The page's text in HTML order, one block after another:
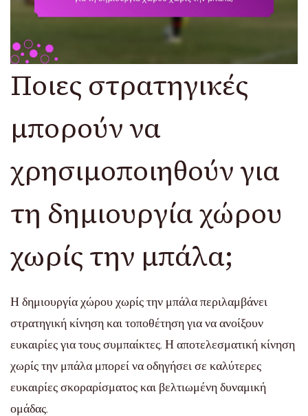
Ποιες στρατηγικές
μπορούν να
χρησιμοποιηθούν για
τη δημιουργία χώρου
χωρίς την μπάλα;
Η δημιουργία χώρου χωρίς την μπάλα περιλαμβάνει
στρατηγική κίνηση και τοποθέτηση για να ανοίξουν
ευκαιρίες για τους συμπαίκτες. Η αποτελεσματική κίνηση
χωρίς την μπάλα μπορεί να οδηγήσει σε καλύτερες
ευκαιρίες σκοραρίσματος και βελτιωμένη δυναμική
ομάδας.